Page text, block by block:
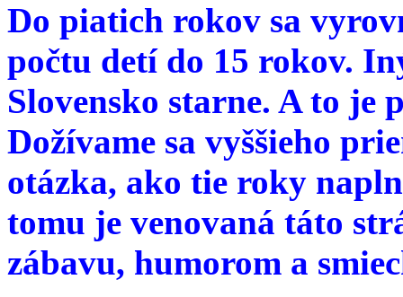
Do piatich rokov sa
počtu detí do 15 rokov.
Slovensko starne. A to je
Dožívame sa vyššieho
otázka, ako tie roky
tomu je venovaná táto
zábavu, humorom a